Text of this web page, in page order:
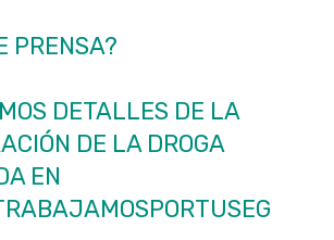
PRENSA?
DETALLES DE LA
DE LA DROGA
EN